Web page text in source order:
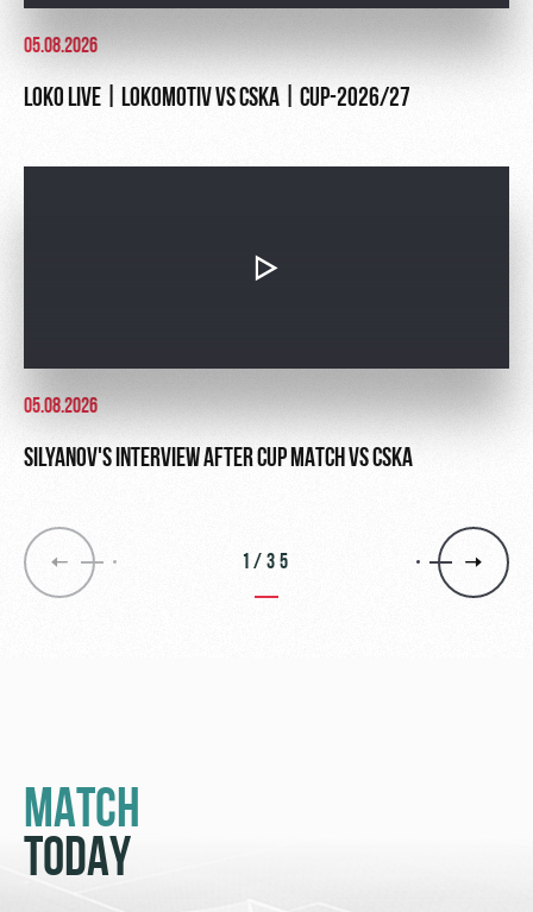
05.08.2026
LOKO LIVE | LOKOMOTIV VS CSKA | CUP-2026/27
05.08.2026
SILYANOV'S INTERVIEW AFTER CUP MATCH VS CSKA
1/35
MATCH
TODAY